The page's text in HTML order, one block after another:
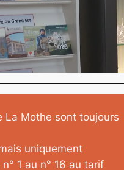
La Mothe sont toujours
uniquement
1 au n° 16 au tarif